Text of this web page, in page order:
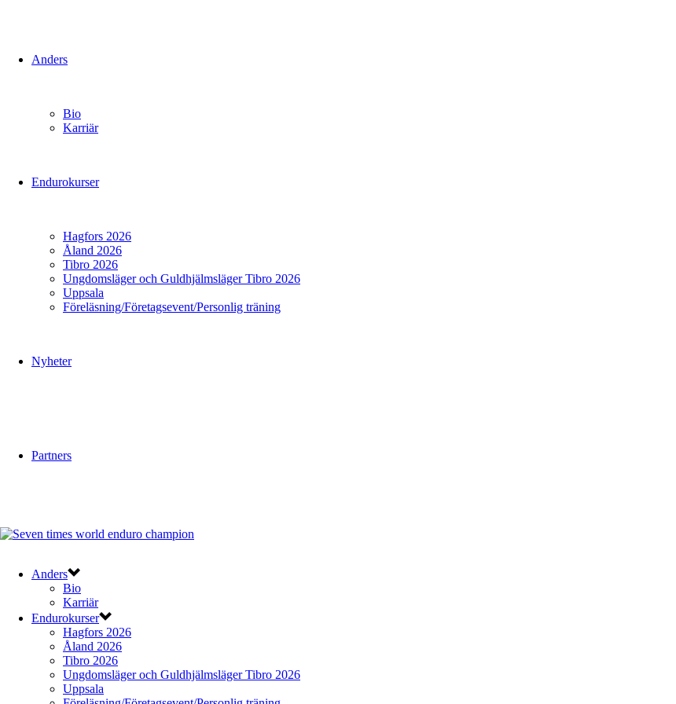
Anders
Bio
Karriär
Endurokurser
Hagfors 2026
Åland 2026
Tibro 2026
Ungdomsläger och Guldhjälmsläger Tibro 2026
Uppsala
Föreläsning/Företagsevent/Personlig träning
Nyheter
Partners
Anders
Bio
Karriär
Endurokurser
Hagfors 2026
Åland 2026
Tibro 2026
Ungdomsläger och Guldhjälmsläger Tibro 2026
Uppsala